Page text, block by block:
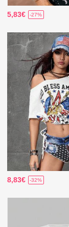
5,83€ -27%
8,83€ -32%